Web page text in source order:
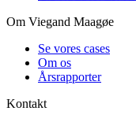
Om Viegand Maagøe
Se vores cases
Om os
Årsrapporter
Kontakt